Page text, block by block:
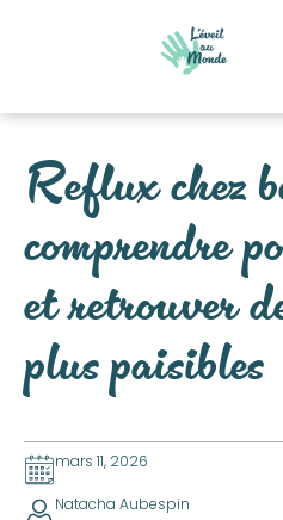
Reflux chez
comprendre
et retrouver
plus paisibles
mars 11, 2026
Natacha Aubespin